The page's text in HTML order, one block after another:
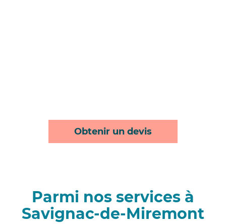
Obtenir un devis
Parmi nos services à
Savignac-de-Miremont